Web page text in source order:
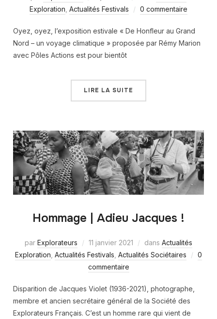
Exploration Actualités Festivals 0 commentaire
Oyez, oyez, l’exposition estivale « De Honfleur au Grand
Nord – un voyage climatique » proposée par Rémy Marion
avec Pôles Actions est pour bientôt
LIRE LA SUITE
Hommage | Adieu Jacques !
par Explorateurs 11 janvier 2021 dans Actualités
Exploration, Actualités Festivals, Actualités Sociétaires
0
commentaire
Disparition de Jacques Violet (1936-2021), photographe,
membre et ancien secrétaire général de la Société des
Explorateurs Français. C’est un homme rare qui vient de